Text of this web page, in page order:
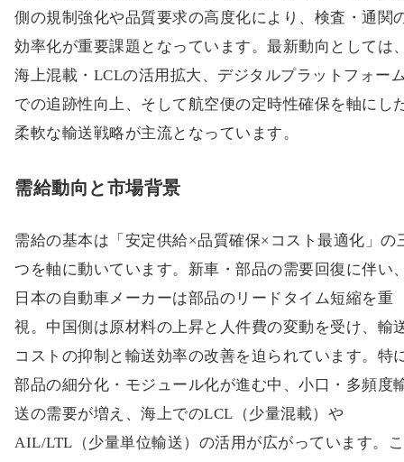
側の規制強化や品質要求の高度化により、検査・通関
効率化が重要課題となっています。最新動向としては
海上混載・LCLの活用拡大、デジタルプラットフォー
での追跡性向上、そして航空便の定時性確保を軸にし
柔軟な輸送戦略が主流となっています。
需給動向と市場背景
需給の基本は「安定供給×品質確保×コスト最適化」の
つを軸に動いています。新車・部品の需要回復に伴い
日本の自動車メーカーは部品のリードタイム短縮を重
視。中国側は原材料の上昇と人件費の変動を受け、輸
コストの抑制と輸送効率の改善を迫られています。特
部品の細分化・モジュール化が進む中、小口・多頻度
送の需要が増え、海上でのLCL（少量混載）や
AIL/LTL（少量単位輸送）の活用が広がっています。こ